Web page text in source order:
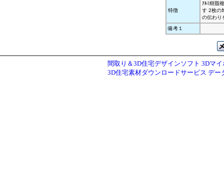
特徴
ｱﾙﾐ樹脂
す 2枚の
の伝わり
備考１
間取り＆3D住宅デザインソフト 3Dマ
3D住宅素材ダウンロードサービス デー